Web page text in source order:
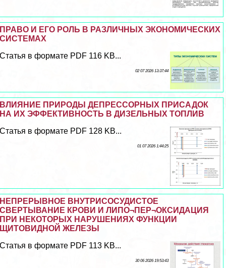
ПРАВО И ЕГО РОЛЬ В РАЗЛИЧНЫХ ЭКОНОМИЧЕСКИХ
СИСТЕМАХ
Статья в формате PDF 116 KB...
02 07 2026 13:37:44
ВЛИЯНИЕ ПРИРОДЫ ДЕПРЕССОРНЫХ ПРИСАДОК
НА ИХ ЭФФЕКТИВНОСТЬ В ДИЗЕЛЬНЫХ ТОПЛИВ
Статья в формате PDF 128 KB...
01 07 2026 1:44:25
НЕПРЕРЫВНОЕ ВНУТРИСОСУДИСТОЕ
СВЕРТЫВАНИЕ КРОВИ И ЛИПО¬ПЕР¬ОКСИДАЦИЯ
ПРИ НЕКОТОРЫХ НАРУШЕНИЯХ ФУНКЦИИ
ЩИТОВИДНОЙ ЖЕЛЕЗЫ
Статья в формате PDF 113 KB...
30 06 2026 19:53:43